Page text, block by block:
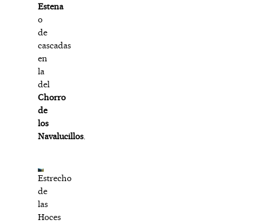
Estena
o
de
cascadas
en
la
del
Chorro
de
los
Navalucillos.
Estrecho
de
las
Hoces